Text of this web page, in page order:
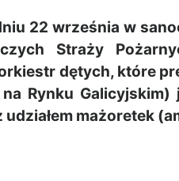
22 września w
Straży
orkiestr dętych, które
Rynku
mażoretek